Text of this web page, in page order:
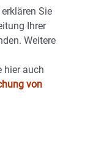
Sie
Ihrer
Weitere
hier auch
von